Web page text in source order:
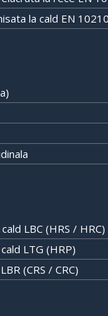
la cald EN
LBC (HRS / HRC)
LTG (HRP)
(CRS / CRC)